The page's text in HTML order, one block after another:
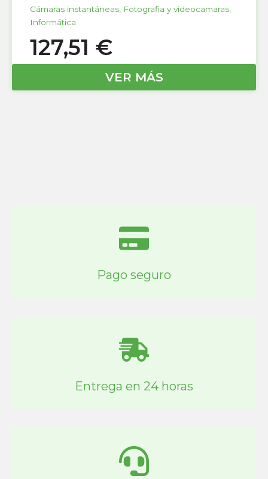
Cámaras instantáneas Fotografia y videocamaras
Informática
127,51 €
VER MÁS
Pago seguro
Entrega en 24 horas